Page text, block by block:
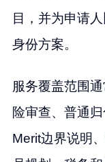
目，并为申请
身份方案。
服务覆盖范围
险审查、普通
Merit边界说明